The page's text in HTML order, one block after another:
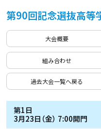
第90回記念選抜高等
大会概要
組み合わせ
過去大会一覧へ戻る
第1日
3月23日（金） 7:00開門